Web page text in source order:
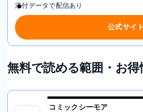
添付データで配信あり
公式サイ
無料で読める範囲・お得
コミックシーモア